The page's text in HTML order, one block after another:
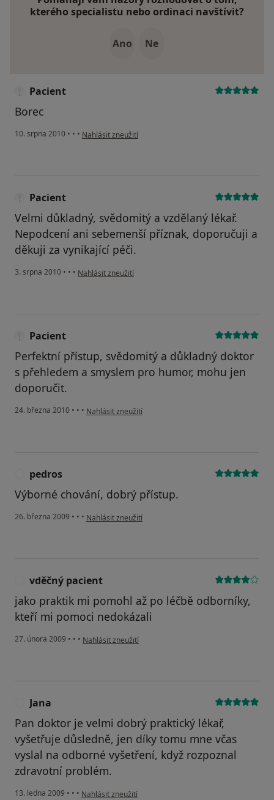
kterého specialistu nebo ordinaci navštívit?
Ano Ne
Pacient
Borec
10. srpna 2010 • • • podle názoru uživatele Pacient
Nahlásit zneužití
Pacient
Velmi důkladný, svědomitý a vzdělaný lékař.
Nepodcení ani sebemenší příznak, doporučuji a
děkuji za vynikající péči.
3. srpna 2010 • • • podle názoru uživatele Pacient
Nahlásit zneužití
Pacient
Perfektní přístup, svědomitý a důkladný doktor
s přehledem a smyslem pro humor, mohu jen
doporučit.
24. března 2010 • • • podle názoru uživatele Pacient
Nahlásit zneužití
pedros
Výborné chování, dobrý přístup.
26. března 2009 • • • podle názoru uživatele pedros
Nahlásit zneužití
vděčný pacient
jako praktik mi pomohl až po léčbě odborníky,
kteří mi pomoci nedokázali
27. února 2009 • • • podle názoru uživatele vděčný pacient
Nahlásit zneužití
Jana
Pan doktor je velmi dobrý praktický lékař,
vyšetřuje důsledně, jen díky tomu mne včas
vyslal na odborné vyšetření, když rozpoznal
zdravotní problém.
13. ledna 2009 • • • podle názoru uživatele Jana
Nahlásit zneužití